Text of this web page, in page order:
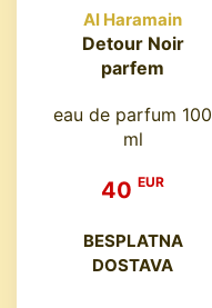
Al Haramain
Detour Noir
parfem
eau de parfum 100
ml
40 EUR
BESPLATNA
DOSTAVA